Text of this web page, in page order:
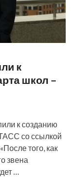
к
школ –
к созданию
со ссылкой
того, как
звена
…